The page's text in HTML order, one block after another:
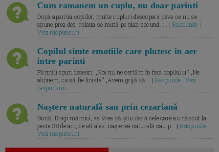
Cum ramanem un cuplu, nu doar parinti
După apariția copiilor, multe cupluri descoperă ceva ce nu se
spune prea des: relația se mută pe plan secund. ... |Raspunde |
Vezi raspunsuri
Copilul simte emotiile care plutesc in aer
intre parinti
Părinții spun deseori: „Noi nu ne certăm în fața copilului.” „Ne
abținem, ca să fie liniște.” „Avem grijă să... | Raspunde | Vezi
raspunsuri
Naștere naturală sau prin cezariană
Bună, Dragi mămici, aș vrea să știu dacă cele care au născut la
peste 38 de ani, ce ați ales: nașterea naturală sau p... |Raspunde |
Vezi raspunsuri